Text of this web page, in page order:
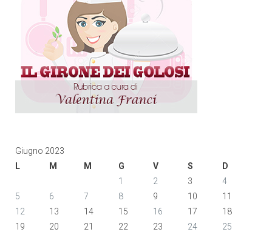
Giugno 2023
L
M M G V S
D
1
2 3
4
5
6 7 8 9 10
11
12
13 14 15 16 17
18
19
20 21 22 23 24
25